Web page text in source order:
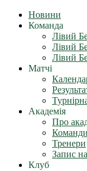
Новини
Команда
Лівий
Лівий
Лівий
Матчі
Академія
Про
Команди
Тренери
Запис
Клуб